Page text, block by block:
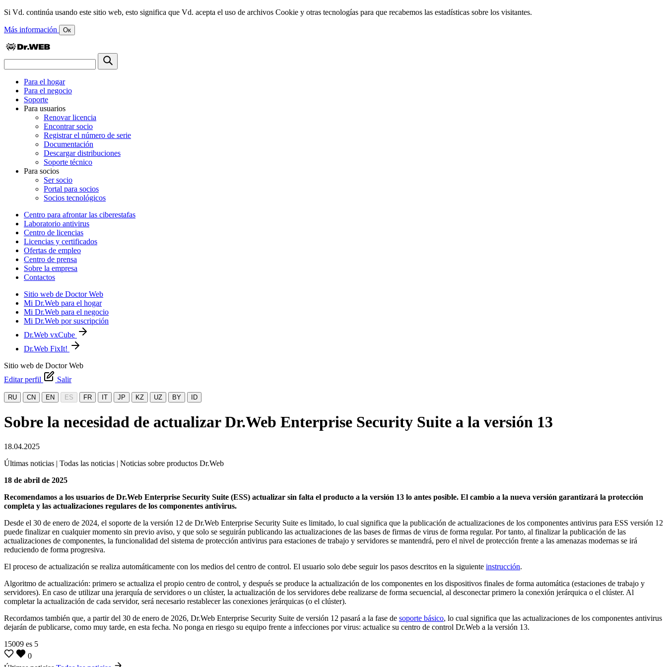
Si Vd. continúa usando este sitio web, esto significa que Vd. acepta el uso de archivos Cookie y otras tecnologías para que recabemos las estadísticas sobre los visitantes.
Más información Ок
Para el hogar
Para el negocio
Soporte
Para usuarios
Renovar licencia
Encontrar socio
Registrar el número de serie
Documentación
Descargar distribuciones
Soporte técnico
Para socios
Ser socio
Portal para socios
Socios tecnológicos
Centro para afrontar las ciberestafas
Laboratorio antivirus
Centro de licencias
Licencias y certificados
Ofertas de empleo
Centro de prensa
Sobre la empresa
Contactos
Sitio web de Doctor Web
Mi Dr.Web para el hogar
Mi Dr.Web para el negocio
Mi Dr.Web por suscripción
Dr.Web vxCube
Dr.Web FixIt!
Sitio web de Doctor Web
Editar perfil
Salir
RU CN EN ES FR IT JP KZ UZ BY ID
Sobre la necesidad de actualizar Dr.Web Enterprise Security Suite a la versión 13
18.04.2025
Últimas noticias | Todas las noticias | Noticias sobre productos Dr.Web
18 de abril de 2025
Recomendamos a los usuarios de Dr.Web Enterprise Security Suite (ESS) actualizar sin falta el producto a la versión 13 lo antes posible. El cambio a la nueva versión garantizará la protección
completa y las actualizaciones regulares de los componentes antivirus.
Desde el 30 de enero de 2024, el soporte de la versión 12 de Dr.Web Enterprise Security Suite es limitado, lo cual significa que la publicación de actualizaciones de los componentes antivirus para ESS versión 12
puede finalizar en cualquier momento sin previo aviso, y que solo se seguirán publicando las actualizaciones de las bases de firmas de virus de forma regular. Por tanto, al finalizar la publicación de las
actualizaciones de componentes, la funcionalidad del sistema de protección antivirus para estaciones de trabajo y servidores se mantendrá, pero el nivel de protección frente a las amenazas modernas se irá
reduciendo de forma progresiva.
El proceso de actualización se realiza automáticamente con los medios del centro de control. El usuario solo debe seguir los pasos descritos en la siguiente instrucción.
Algoritmo de actualización: primero se actualiza el propio centro de control, y después se produce la actualización de los componentes en los dispositivos finales de forma automática (estaciones de trabajo y
servidores). En caso de utilizar una jerarquía de servidores o un clúster, la actualización de los servidores debe realizarse de forma secuencial, al desconectar primero la conexión jerárquica o el clúster. Al
completar la actualización de cada servidor, será necesario restablecer las conexiones jerárquicas (o el clúster).
Recordamos también que, a partir del 30 de enero de 2026, Dr.Web Enterprise Security Suite de versión 12 pasará a la fase de soporte básico, lo cual significa que las actualizaciones de los componentes antivirus
dejarán de publicarse, como muy tarde, en esta fecha. No ponga en riesgo su equipo frente a infecciones por virus: actualice su centro de control Dr.Web a la versión 13.
15009 es 5
0